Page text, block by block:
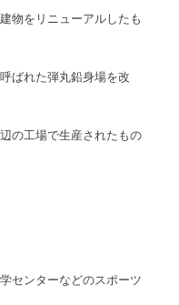
物をリニューアルしたも
ばれた弾丸鉛身場を改
の工場で生産されたもの
センターなどのスポーツ